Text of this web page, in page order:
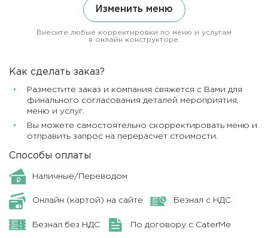
Изменить меню
Внесите любые корректировки по меню и услугам
в онлайн конструкторе.
Как сделать заказ?
Разместите заказ и компания свяжется с Вами для
финального согласования деталей мероприятия,
меню и услуг.
Вы можете самостоятельно скорректировать меню и
отправить запрос на перерасчет стоимости.
Способы оплаты
Наличные/Переводом
Онлайн (картой) на сайте Безнал с НДС
Безнал без НДС По договору с CaterMe